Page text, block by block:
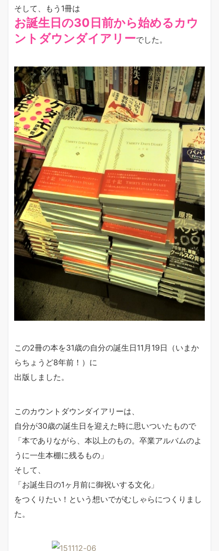
そして、もう1冊は
お誕生日の30日前から始めるカウ
ントダウンダイアリーでした。
この2冊の本を31歳の自分の誕生日11月19日（いまか
らちょうど8年前！）に
出版しました。
このカウントダウンダイアリーは、
自分が30歳の誕生日を迎えた時に思いついたもので
「本でありながら、本以上のもの。卒業アルバムのよ
うに一生本棚に残るもの」
そして、
「お誕生日の1ヶ月前に御祝いする文化」
をつくりたい！という想いでがむしゃらにつくりまし
た。